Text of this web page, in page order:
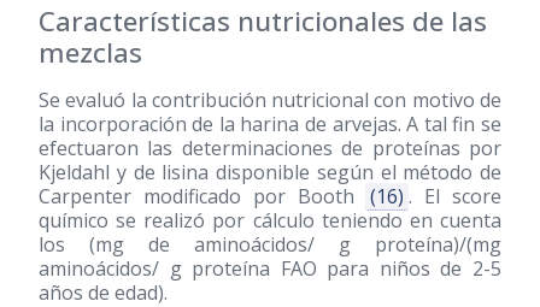
Características nutricionales de las
mezclas
Se evaluó la contribución nutricional con motivo de
la incorporación de la harina de arvejas. A tal fin se
efectuaron las determinaciones de proteínas por
Kjeldahl y de lisina disponible según el método de
Carpenter modificado por Booth
(16) . El score
químico se realizó por cálculo teniendo en cuenta
los (mg de aminoácidos/ g proteína)/(mg
aminoácidos/ g proteína FAO para niños de 2-5
años de edad).